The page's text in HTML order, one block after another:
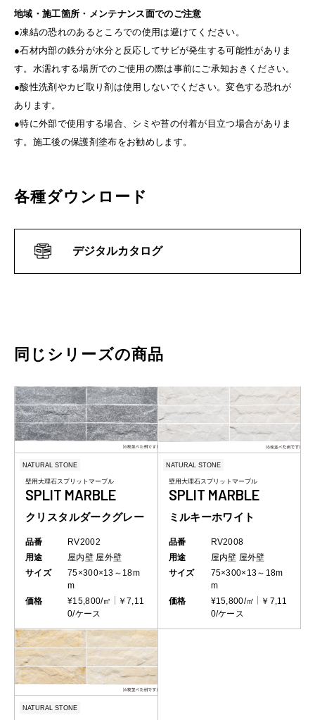
地域・施工箇所・メンテナンス面でのご注意
●凍結の恐れのあるところでの使用は避けてください。
●石材内部の鉄分が水分と反応してサビが発生する可能性がありま
す。水濡れする場所でのご使用の際は事前にご承知おきください。
●酸性洗剤やカビ取り剤は使用しないでください。変色する恐れが
あります。
●特に外部で使用する場合、シミや苔の付着が目立つ場合がありま
す。施工後の保護剤塗布をお勧めします。
各種ダウンロード
デジタルカタログ
同じシリーズの商品
NATURAL STONE
壁用大理石スプリットマーブル
SPLIT MARBLE
クリスタルダークグレー
品番
RV2002
用途
屋内壁 屋外壁
サイズ
75×300×13～18m
m
価格
¥15,800/㎡
￥7,11
0/ケース
NATURAL STONE
壁用大理石スプリットマーブル
SPLIT MARBLE
ミルキーホワイト
品番
RV2008
用途
屋内壁 屋外壁
サイズ
75×300×13～18m
m
価格
¥15,800/㎡
￥7,11
0/ケース
NATURAL STONE